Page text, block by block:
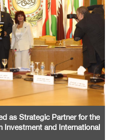
as Strategic Partner for the
Investment and International